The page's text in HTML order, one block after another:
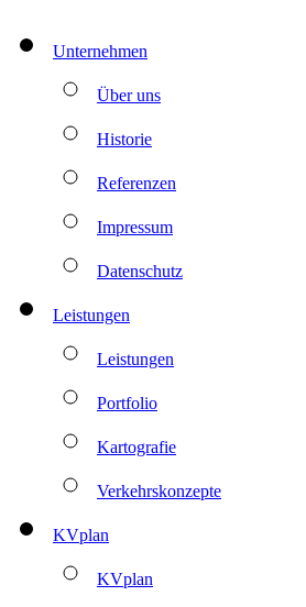
Unternehmen
Über uns
Historie
Referenzen
Impressum
Datenschutz
Leistungen
Leistungen
Portfolio
Kartografie
Verkehrskonzepte
KVplan
KVplan